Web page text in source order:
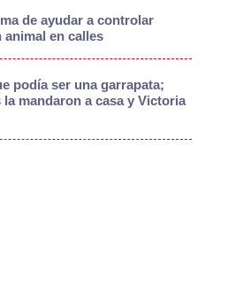
de ayudar a controlar
en calles
podía ser una garrapata;
mandaron a casa y Victoria